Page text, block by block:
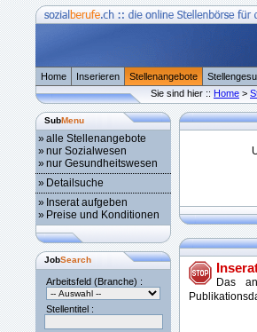
Home Inserieren Stellenangebote
Sie sind hier :: Home >
SubMenu
»alle Stellenangebote
»nur Sozialwesen
»nur Gesundheitswesen
» Detailsuche
» Inserat aufgeben
» Preise und Konditionen
JobSearch
Arbeitsfeld (Branche) :
Stellentitel :
Das